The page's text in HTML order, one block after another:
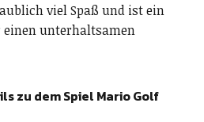
viel Spaß und ist ein
unterhaltsamen
zu dem Spiel Mario Golf